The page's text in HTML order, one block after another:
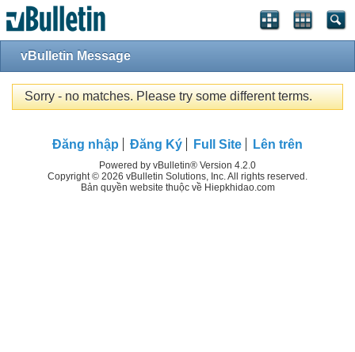
vBulletin Message
Sorry - no matches. Please try some different terms.
Đăng nhập Đăng Ký Full Site Lên trên
Powered by vBulletin® Version 4.2.0
Copyright © 2026 vBulletin Solutions, Inc. All rights reserved.
Bản quyền website thuộc về Hiepkhidao.com